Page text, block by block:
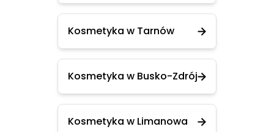
Kosmetyka w Tarnów
Kosmetyka w Busko-Zdrój
Kosmetyka w Limanowa